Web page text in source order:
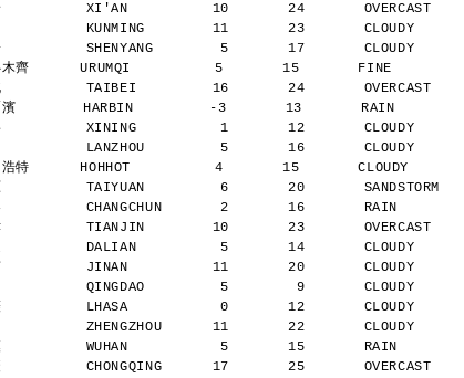
XI'AN          10       24       OVERCAST
KUNMING        11       23       CLOUDY
SHENYANG        5       17       CLOUDY
木齊      URUMQI          5       15       FINE
TAIBEI         16       24       OVERCAST
濱        HARBIN         -3       13       RAIN
XINING          1       12       CLOUDY
LANZHOU         5       16       CLOUDY
浩特      HOHHOT          4       15       CLOUDY
TAIYUAN         6       20       SANDSTORM
CHANGCHUN       2       16       RAIN
TIANJIN        10       23       OVERCAST
DALIAN          5       14       CLOUDY
JINAN          11       20       CLOUDY
QINGDAO         5        9       CLOUDY
LHASA           0       12       CLOUDY
ZHENGZHOU      11       22       CLOUDY
WUHAN           5       15       RAIN
CHONGQING      17       25       OVERCAST